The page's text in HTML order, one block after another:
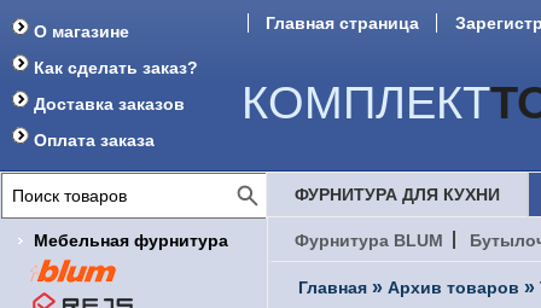
О магазине
Как сделать заказ?
Доставка заказов
Оплата заказа
Главная страница
КОМПЛЕКТ
Мебельная фурнитура
ФУРНИТУРА ДЛЯ КУХНИ
Фурнитура BLUM
Главная » Архив товаров »